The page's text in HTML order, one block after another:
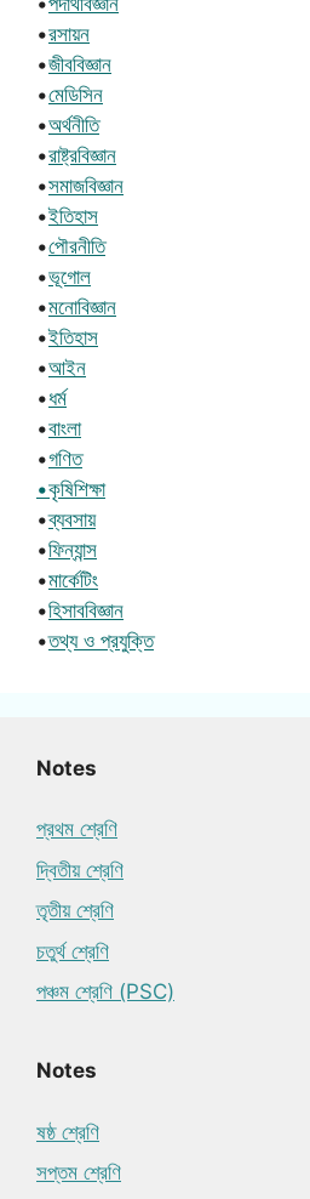
•রসায়ন
•জীববিজ্ঞান
•মেডিসিন
•অর্থনীতি
•রাষ্ট্রবিজ্ঞান
•সমাজবিজ্ঞান
•ইতিহাস
•পৌরনীতি
•ভূগোল
•মনোবিজ্ঞান
•ইতিহাস
•আইন
•ধর্ম
•বাংলা
•গণিত
•কৃষিশিক্ষা
•ব্যবসায়
•ফিন্যান্স
•মার্কেটিং
•হিসাববিজ্ঞান
•তথ্য ও প্রযুক্তি
Notes
প্রথম শ্রেণি
দ্বিতীয় শ্রেণি
তৃতীয় শ্রেণি
চতুর্থ শ্রেণি
পঞ্চম শ্রেণি (PSC)
Notes
ষষ্ঠ শ্রেণি
সপ্তম শ্রেণি